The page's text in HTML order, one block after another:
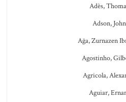
Adès,
Adson, John
Ağa, Zurnazen
Agostinho,
Agricola,
Aguiar,